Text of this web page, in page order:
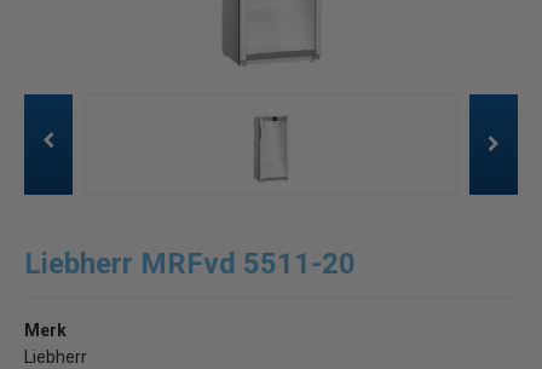
Liebherr MRFvd 5511-20
Merk
Liebherr